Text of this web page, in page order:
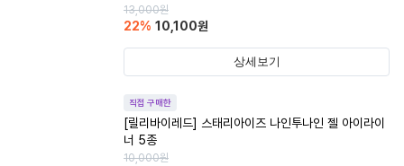
13,000원
22% 10,100원
상세보기
직접 구매한
[릴리바이레드] 스태리아이즈 나인투나인 젤 아이라이
너 5종
10,000원